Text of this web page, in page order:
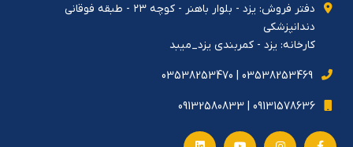
دفتر فروش: يزد - بلوار باهنر - كوچه ٢٣ - طبقه فوقاني
دندانپزشكي
کارخانه: یزد - کمربندی یزد_میبد
03538253469 | 03538253470
09131578636 | 09132580833